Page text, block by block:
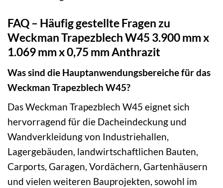
FAQ – Häufig gestellte Fragen zu
Weckman Trapezblech W45 3.900 mm x
1.069 mm x 0,75 mm Anthrazit
Was sind die Hauptanwendungsbereiche für das
Weckman Trapezblech W45?
Das Weckman Trapezblech W45 eignet sich
hervorragend für die Dacheindeckung und
Wandverkleidung von Industriehallen,
Lagergebäuden, landwirtschaftlichen Bauten,
Carports, Garagen, Vordächern, Gartenhäusern
und vielen weiteren Bauprojekten, sowohl im